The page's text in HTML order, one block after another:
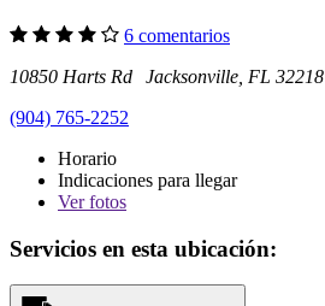
6 comentarios
10850 Harts Rd Jacksonville, FL 32218
(904) 765-2252
Horario
Indicaciones para llegar
Verfotos
Servicios en esta ubicación: